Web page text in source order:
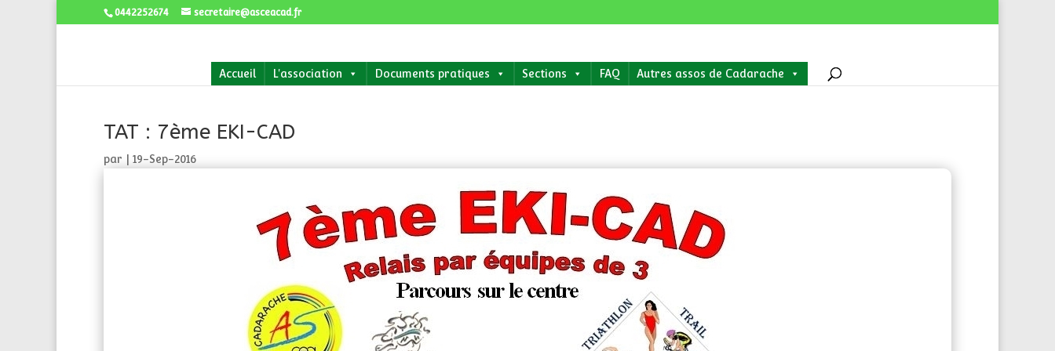
0442252674 secretaire@asceacad.fr
Accueil L'association Documents pratiques Sections FAQ Autres assos de Cadarache
TAT : 7ème EKI-CAD
par 19-Sep-2016